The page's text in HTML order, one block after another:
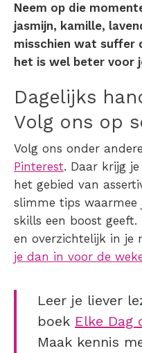
Neem op die
jasmijn, kamille,
misschien wat suffer
het is wel beter voor
Dagelijks
Volg ons op
Volg ons onder
Pinterest. Daar krijg
het gebied van
slimme tips
skills een boost
en overzichtelijk in je
je dan in voor de
Leer je liever
boek Elke Dag
Maak kennis